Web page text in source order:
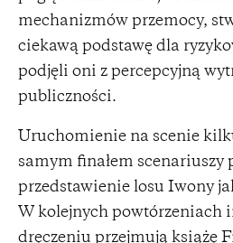
mechanizmów przemocy,
ciekawą podstawę dla
podjęli oni z percepcyjną
publiczności.
Uruchomienie na scenie
samym finałem scenariuszy
przedstawienie losu Iwony
W kolejnych powtórzeniach
dręczeniu przejmują książę